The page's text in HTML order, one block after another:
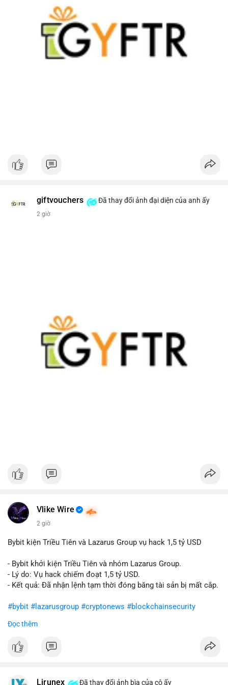
giftvouchers Đã thay đổi ảnh đại diện của anh ấy
2 giờ
Vlike Wire
2 giờ
Bybit kiện Triều Tiên và Lazarus Group vụ hack 1,5 tỷ USD
- Bybit khởi kiện Triều Tiên và nhóm Lazarus Group.
- Lý do: Vụ hack chiếm đoạt 1,5 tỷ USD.
- Kết quả: Đã nhận lệnh tạm thời đóng băng tài sản bị mất cắp.
#bybit #lazarusgroup #cryptonews #blockchainsecurity
$btc $eth
#vlikevn #titanbot
Đọc thêm
Lirunex Đã thay đổi ảnh bìa của cô ấy